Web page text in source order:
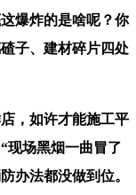
爆炸的是啥呢？你
子、建材碎片四处
，如许才能施工平
现场黑烟一曲冒了
办法都没做到位。